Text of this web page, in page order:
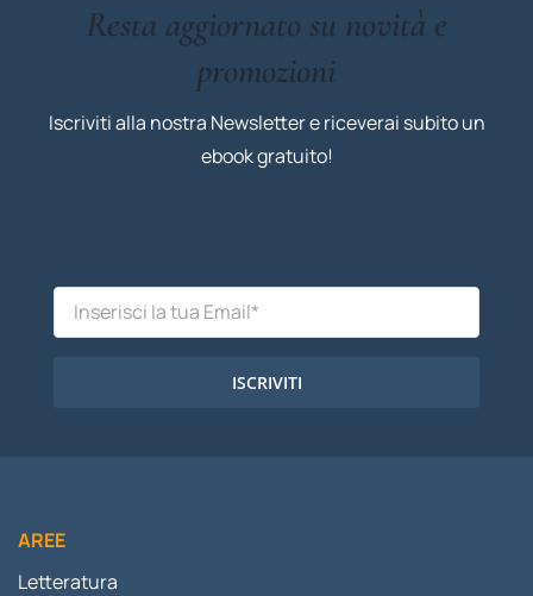
Resta aggiornato su novità e
promozioni
Iscriviti alla nostra Newsletter e riceverai subito un
ebook gratuito!
ISCRIVITI
AREE
Letteratura